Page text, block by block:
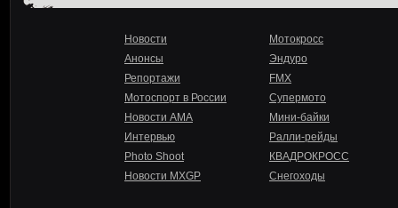
Новости
Анонсы
Репортажи
Мотоспорт в России
Новости AMA
Интервью
Photo Shoot
Новости MXGP
Мотокросс
Эндуро
FMX
Супермото
Мини-байки
Ралли-рейды
КВАДРОКРОСС
Снегоходы